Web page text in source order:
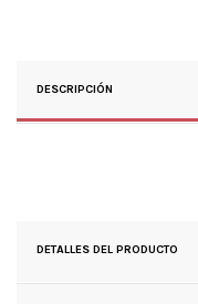
DESCRIPCIÓN
DETALLES DEL PRODUCTO